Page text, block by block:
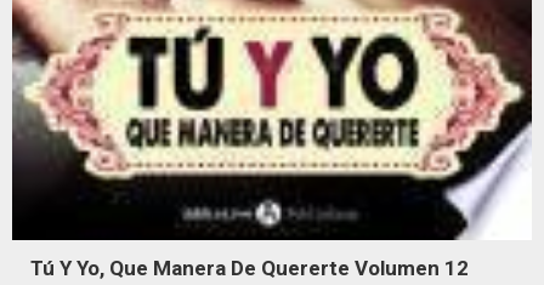
Tú Y Yo, Que Manera De Quererte Volumen 12